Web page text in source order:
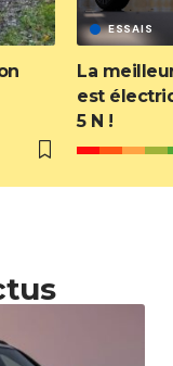
ESSAIS
La
est
5 N !